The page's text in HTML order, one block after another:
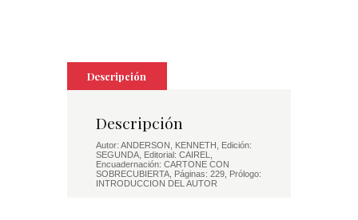
LA
cantidadDescripción
Descripción
Autor: ANDERSON, KENNETH, Edición:
SEGUNDA, Editorial: CAIREL,
Encuadernación: CARTONE CON
SOBRECUBIERTA, Páginas: 229, Prólogo:
INTRODUCCION DEL AUTOR